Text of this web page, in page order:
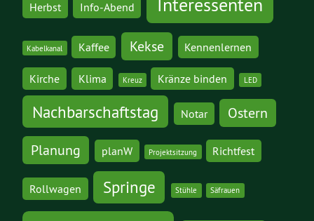
Herbst Info-Abend Interessenten
Kabelkanal Kaffee Kekse Kennenlernen
Kirche Klima Kreuz Kränze binden LED
Nachbarschaftstag Notar Ostern
Planung planW Projektsitzung Richtfest
Rollwagen Springe Stühle Säfrauen